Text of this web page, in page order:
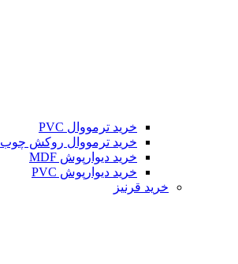
خرید ترمووال PVC
خرید ترمووال روکش چوب
خرید دیوارپوش MDF
خرید دیوارپوش PVC
خرید قرنیز